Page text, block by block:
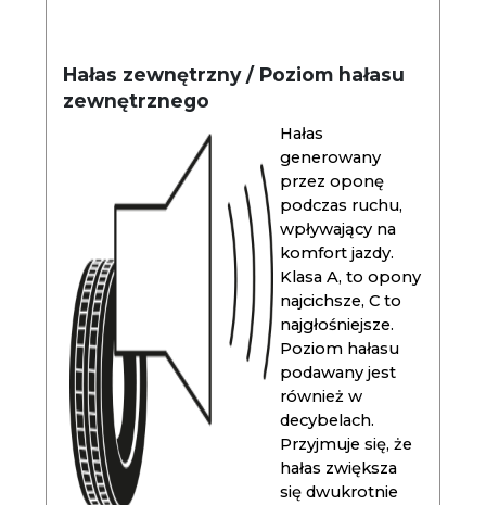
Hałas zewnętrzny / Poziom hałasu
zewnętrznego
Hałas
generowany
przez oponę
podczas ruchu,
wpływający na
komfort jazdy.
Klasa A, to opony
najcichsze, C to
najgłośniejsze.
Poziom hałasu
podawany jest
również w
decybelach.
Przyjmuje się, że
hałas zwiększa
się dwukrotnie